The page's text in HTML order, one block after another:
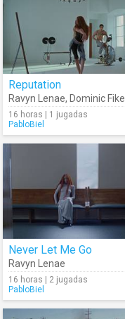
Reputation
Ravyn Lenae, Dominic Fike
16 horas | 1 jugadas
PabloBiel
Never Let Me Go
Ravyn Lenae
16 horas | 2 jugadas
PabloBiel